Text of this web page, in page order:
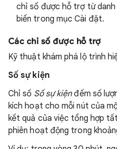
chỉ số được hỗ trợ từ
biến trong mục Cài đặt.
Các chỉ số được hỗ trợ
Kỹ thuật khám phá lộ trình
Số sự kiện
Chỉ số Số sự kiệnđếm số
kích hoạt cho mỗi nút của
kết quả của việc tổng hợp
phiên hoạt động trong